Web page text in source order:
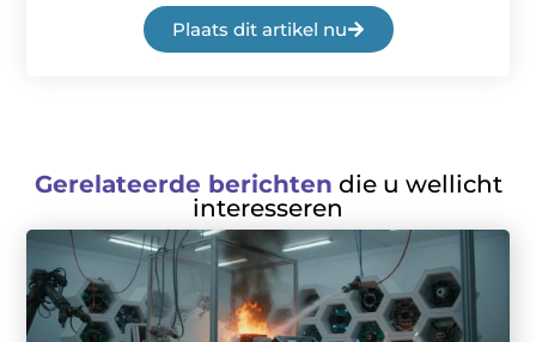
Plaats dit artikel nu
Gerelateerde berichten die u wellicht
interesseren